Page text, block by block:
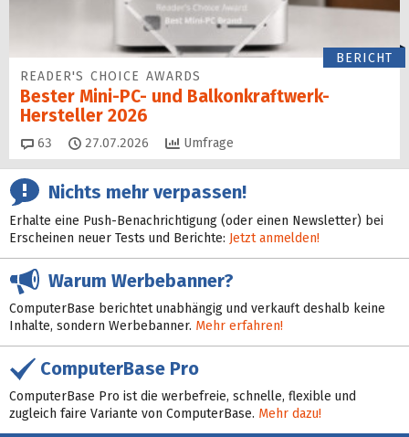
BERICHT
READER'S CHOICE AWARDS
Bester Mini-PC- und Balkonkraftwerk-
Hersteller 2026
63 Kommentare
27.07.2026 Umfrage
Nichts mehr verpassen!
Erhalte eine Push-Benachrichtigung (oder einen Newsletter) bei
Erscheinen neuer Tests und Berichte: Jetzt anmelden!
Warum Werbebanner?
ComputerBase berichtet unabhängig und verkauft deshalb keine
Inhalte, sondern Werbebanner. Mehr erfahren!
ComputerBase Pro
ComputerBase Pro ist die werbefreie, schnelle, flexible und
zugleich faire Variante von ComputerBase. Mehr dazu!